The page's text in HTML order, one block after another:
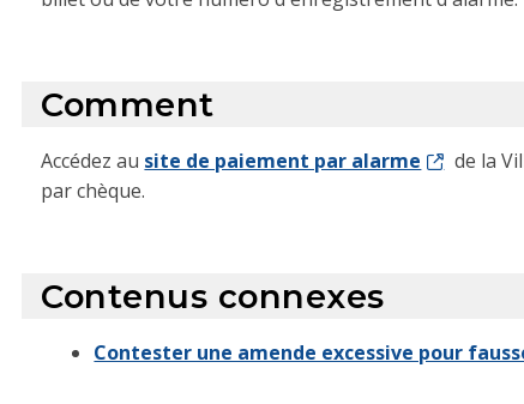
Comment
Accédez au site de paiement par alarme
de la
par chèque.
Contenus connexes
Contester une amende excessive pour